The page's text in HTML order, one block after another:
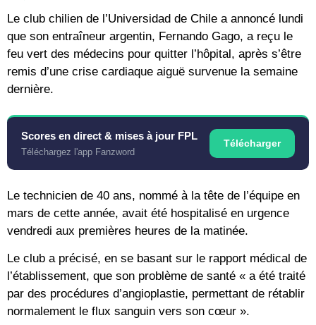
Le club chilien de l’Universidad de Chile a annoncé lundi
que son entraîneur argentin, Fernando Gago, a reçu le
feu vert des médecins pour quitter l’hôpital, après s’être
remis d’une crise cardiaque aiguë survenue la semaine
dernière.
Scores en direct & mises à jour FPL
Téléchargez l'app Fanzword
Télécharger
Le technicien de 40 ans, nommé à la tête de l’équipe en
mars de cette année, avait été hospitalisé en urgence
vendredi aux premières heures de la matinée.
Le club a précisé, en se basant sur le rapport médical de
l’établissement, que son problème de santé « a été traité
par des procédures d’angioplastie, permettant de rétablir
normalement le flux sanguin vers son cœur ».